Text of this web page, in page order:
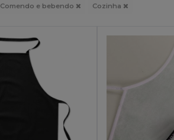
Comendo e bebendo Cozinha